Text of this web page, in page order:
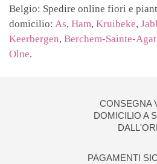
Belgio: Spedire online fiori e
domicilio: As, Ham, Kruibeke,
Keerbergen, Berchem-Sainte-
Olne.
CONSEGNA
DOMICILIO A
PAGAMENTI